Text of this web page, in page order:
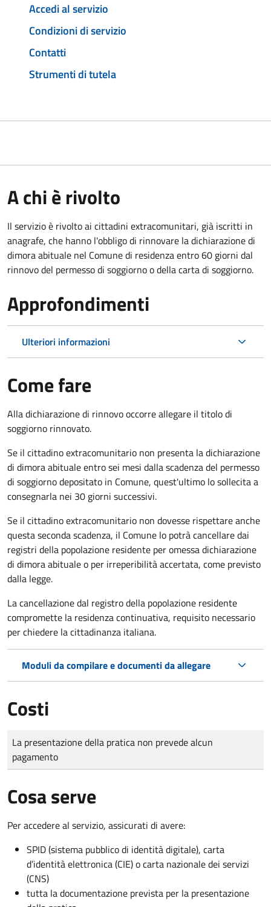
Accedi al servizio
Condizioni di servizio
Contatti
Strumenti di tutela
A chi è rivolto
Il servizio è rivolto ai cittadini extracomunitari, già iscritti in
anagrafe, che hanno l'obbligo di rinnovare la dichiarazione di
dimora abituale nel Comune di residenza entro 60 giorni dal
rinnovo del permesso di soggiorno o della carta di soggiorno.
Approfondimenti
Ulteriori informazioni
Come fare
Alla dichiarazione di rinnovo occorre allegare il titolo di
soggiorno rinnovato.
Se il cittadino extracomunitario non presenta la dichiarazione
di dimora abituale entro sei mesi dalla scadenza del permesso
di soggiorno depositato in Comune, quest'ultimo lo sollecita a
consegnarla nei 30 giorni successivi.
Se il cittadino extracomunitario non dovesse rispettare anche
questa seconda scadenza, il Comune lo potrà cancellare dai
registri della popolazione residente per omessa dichiarazione
di dimora abituale o per irreperibilità accertata, come previsto
dalla legge.
La cancellazione dal registro della popolazione residente
compromette la residenza continuativa, requisito necessario
per chiedere la cittadinanza italiana.
Moduli da compilare e documenti da allegare
Costi
Tipo di pagamento
Importo
La presentazione della pratica non prevede alcun
pagamento
Cosa serve
Per accedere al servizio, assicurati di avere:
SPID (sistema pubblico di identità digitale), carta
d’identità elettronica (CIE) o carta nazionale dei servizi
(CNS)
tutta la documentazione prevista per la presentazione